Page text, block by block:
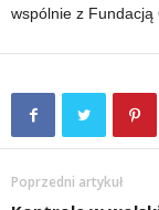
wspólnie z Fundacją
Poprzedni artykuł